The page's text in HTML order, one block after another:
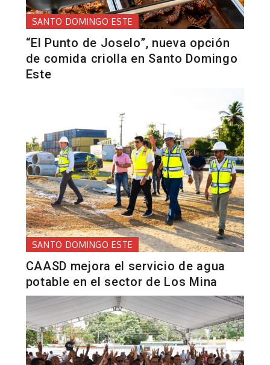
SANTO DOMINGO ESTE
“El Punto de Joselo”, nueva opción
de comida criolla en Santo Domingo
Este
SANTO DOMINGO ESTE
CAASD mejora el servicio de agua
potable en el sector de Los Mina